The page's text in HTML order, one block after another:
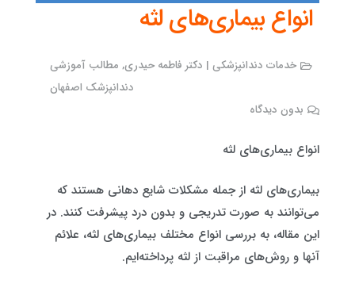
انواع بیماری‌های لثه
خدمات دندانپزشکی | دکتر فاطمه حیدری, مطالب آموزشی
دندانپزشک اصفهان
بدون دیدگاه
انواع بیماری‌های لثه
بیماری‌های لثه از جمله مشکلات شایع دهانی هستند که
می‌توانند به صورت تدریجی و بدون درد پیشرفت کنند. در
این مقاله، به بررسی انواع مختلف بیماری‌های لثه، علائم
آنها و روش‌های مراقبت از لثه پرداخته‌ایم.